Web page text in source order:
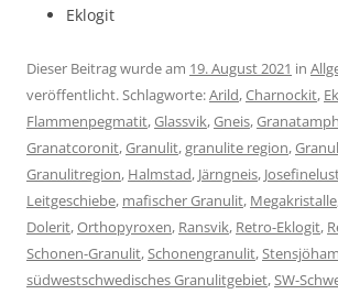
Eklogit
Dieser Beitrag wurde am 19. August 2021 in
veröffentlicht. Schlagworte:Arild,Charnockit,
Flammenpegmatit,Glassvik,Gneis,
Granatcoronit,Granulit,granulite region,
Granulitregion, Halmstad, Järngneis,
Leitgeschiebe, mafischer Granulit, Megakristalle
Dolerit,Orthopyroxen, Ransvik, Retro-Eklogit,
Schonen-Granulit,Schonengranulit,
südwestschwedisches Granulitgebiet,SW-